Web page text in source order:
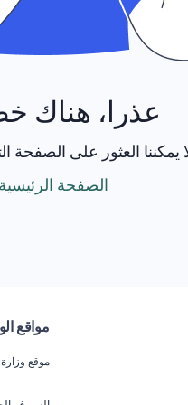
عذرا، هناك
يمكننا العثور على الصفحة
الصفحة الرئيسية
مواقع
موقع